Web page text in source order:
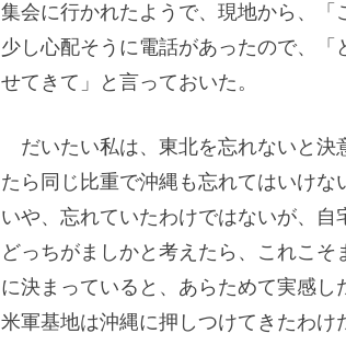
集会に行かれたようで、現地から、「
少し心配そうに電話があったので、
せてきて」と言っておいた。
だいたい私は、東北を忘れないと
たら同じ比重で沖縄も忘れてはいけな
いや、忘れていたわけではないが、自
どっちがましかと考えたら、これこ
に決まっていると、あらためて実感し
米軍基地は沖縄に押しつけてきたわけ